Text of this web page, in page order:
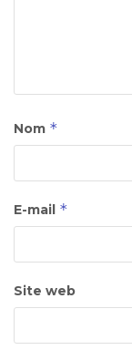
Nom *
E-mail *
Site web